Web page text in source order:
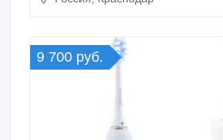
9 700 руб.